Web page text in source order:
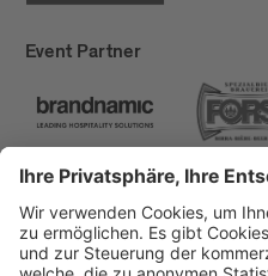
Event Partner